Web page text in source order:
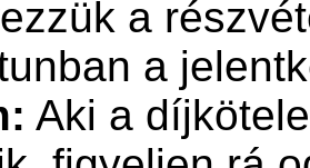
a
a
Aki a